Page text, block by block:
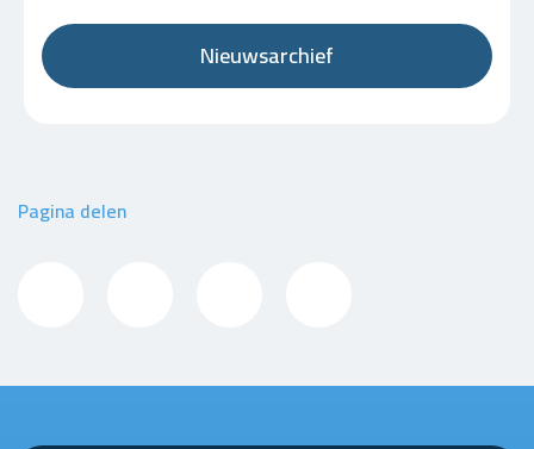
Nieuwsarchief
Pagina delen